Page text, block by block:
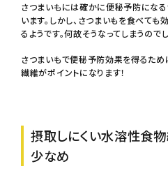
さつまいもには確かに便秘予防にな
います。しかし、さつまいもを食べて
るようです。何故そうなってしまうのでし
さつまいもで便秘予防効果を得るため
繊維がポイントになります！
摂取しにくい水溶性食
少なめ